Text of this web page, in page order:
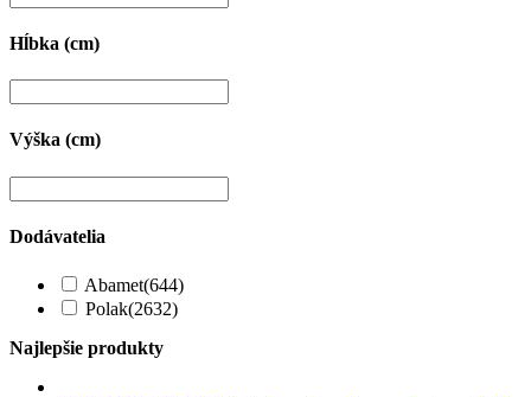
Hĺbka (cm)
Výška (cm)
Dodávatelia
Abamet(644)
Polak(2632)
Najlepšie produkty